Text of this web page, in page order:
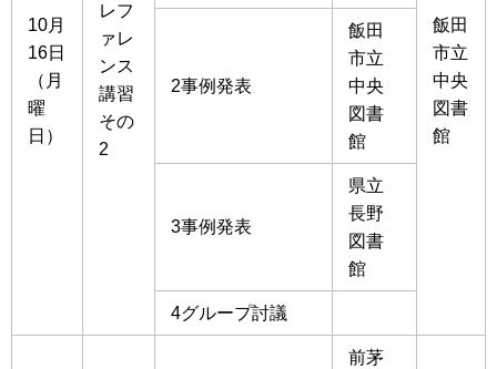
10月
16日
（月
曜
日）
レフ
ァレ
ンス
講習
その
2
飯田
市立
中央
図書
館
2事例発表
飯田
市立
中央
図書
館
3事例発表
県立
長野
図書
館
4グループ討議
前茅